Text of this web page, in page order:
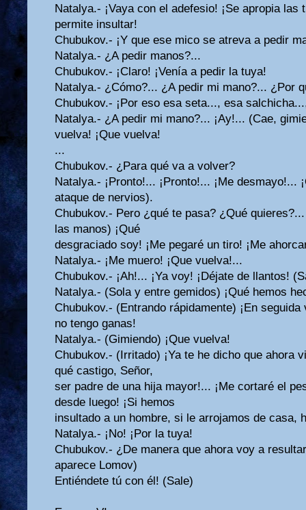
Natalya.- ¡Vaya con el adefesio! ¡Se apropia
permite insultar!
Chubukov.- ¡Y que ese mico se atreva a pedir
Natalya.- ¿A pedir manos?...
Chubukov.- ¡Claro! ¡Venía a pedir la tuya!
Natalya.- ¿Cómo?... ¿A pedir mi mano?... ¿Por
Chubukov.- ¡Por eso esa seta..., esa
Natalya.- ¿A pedir mi mano?... ¡Ay!... (Cae,
vuelva! ¡Que vuelva!
...
Chubukov.- ¿Para qué va a volver?
Natalya.- ¡Pronto!... ¡Pronto!... ¡Me desmayo!...
ataque de nervios).
Chubukov.- Pero ¿qué te pasa? ¿Qué
las manos) ¡Qué
desgraciado soy! ¡Me pegaré un tiro! ¡Me
Natalya.- ¡Me muero! ¡Que vuelva!...
Chubukov.- ¡Ah!... ¡Ya voy! ¡Déjate de llantos!
Natalya.- (Sola y entre gemidos) ¡Qué hemos
Chubukov.- (Entrando rápidamente) ¡En
no tengo ganas!
Natalya.- (Gimiendo) ¡Que vuelva!
Chubukov.- (Irritado) ¡Ya te he dicho que ahora
qué castigo, Señor,
ser padre de una hija mayor!... ¡Me cortaré el
desde luego! ¡Si hemos
insultado a un hombre, si le arrojamos de casa,
Natalya.- ¡No! ¡Por la tuya!
Chubukov.- ¿De manera que ahora voy a
aparece Lomov)
Entiéndete tú con él! (Sale)